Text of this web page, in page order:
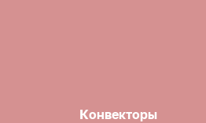
Конвекторы